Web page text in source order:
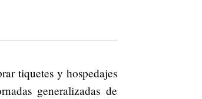
tiquetes y hospedajes
generalizadas de